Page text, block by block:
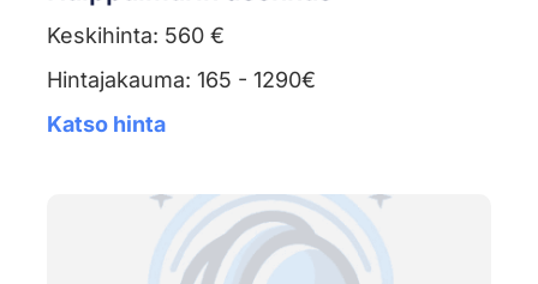
Keskihinta: 560 €
Hintajakauma: 165 - 1290€
Katso hinta